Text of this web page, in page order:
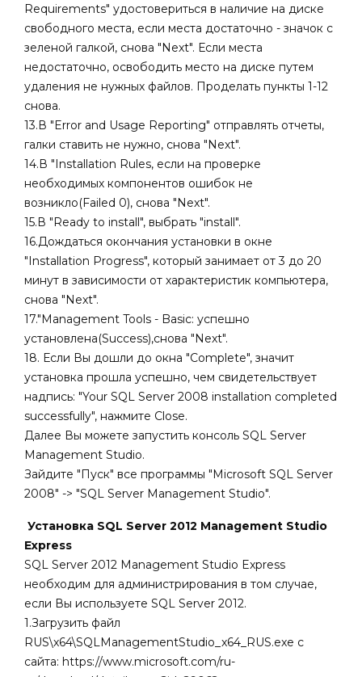
Requirements" удостовериться в наличие на диске
свободного места, если места достаточно - значок с
зеленой галкой, снова "Next". Если места
недостаточно, освободить место на диске путем
удаления не нужных файлов. Проделать пункты 1-12
снова.
13.В "Error and Usage Reporting" отправлять отчеты,
галки ставить не нужно, снова "Next".
14.В "Installation Rules, если на проверке
необходимых компонентов ошибок не
возникло(Failed 0), снова "Next".
15.В "Ready to install", выбрать "install".
16.Дождаться окончания установки в окне
"Installation Progress", который занимает от 3 до 20
минут в зависимости от характеристик компьютера,
снова "Next".
17."Management Tools - Basic: успешно
установлена(Success),снова "Next".
18. Если Вы дошли до окна "Complete", значит
установка прошла успешно, чем свидетельствует
надпись: "Your SQL Server 2008 installation completed
successfully", нажмите Close.
Далее Вы можете запустить консоль SQL Server
Management Studio.
Зайдите "Пуск" все программы "Microsoft SQL Server
2008" -> "SQL Server Management Studio".
Установка SQL Server 2012 Management Studio
Express
SQL Server 2012 Management Studio Express
необходим для администрирования в том случае,
если Вы используете SQL Server 2012.
1.Загрузить файл
RUS\x64\SQLManagementStudio_x64_RUS.exe с
сайта: https://www.microsoft.com/ru-